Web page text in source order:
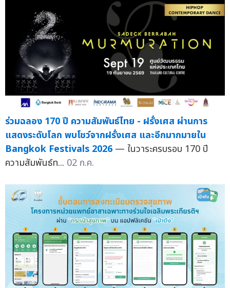
ร่วมฉลอง 170 ปี ความสัมพันธ์ไทย - ฝรั่งเศส ผ่านการ
แสดงระดับโลก พบโชว์จากฝรั่งเศส และอีกมากมายใน
Bangkok Festivals 2026 — ในวาระครบรอบ 170 ปี
ความสัมพันธ์ท... 02 ก.ค.